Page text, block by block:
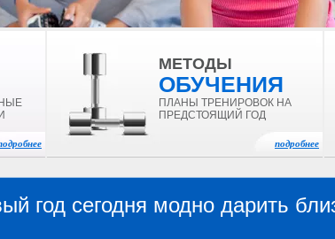
МЕТОДЫ
ОБУЧЕНИЯ
ПЛАНЫ ТРЕНИРОВОК НА
ПРЕДСТОЯЩИЙ ГОД
подробнее
год сегодня модно дарить